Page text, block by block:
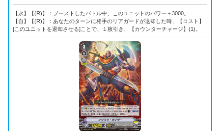
【永】【(R)】：ブーストしたバトル中、このユニットのパワー＋3000。
【自】【(R)】：あなたのターンに相手のリアガードが退却した時、【コスト】
[このユニットを退却させる]ことで、１枚引き、【カウンターチャージ】(1)。